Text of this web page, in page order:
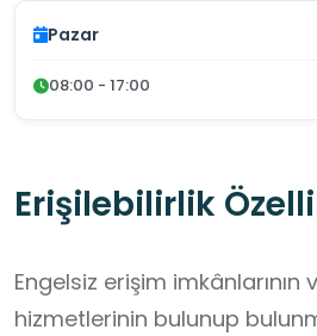
Pazar
08:00 - 17:00
Erişilebilirlik
Engelsiz erişim imkânlarının
hizmetlerinin bulunup